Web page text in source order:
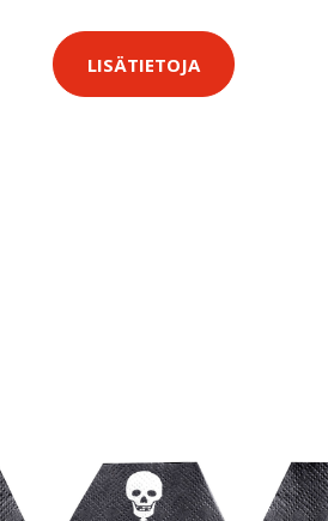
LISÄTIETOJA